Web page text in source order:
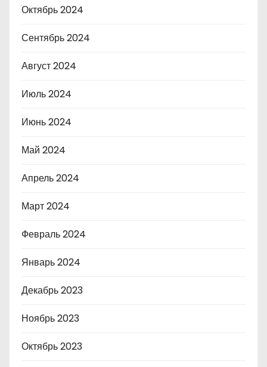
Октябрь 2024
Сентябрь 2024
Август 2024
Июль 2024
Июнь 2024
Май 2024
Апрель 2024
Март 2024
Февраль 2024
Январь 2024
Декабрь 2023
Ноябрь 2023
Октябрь 2023